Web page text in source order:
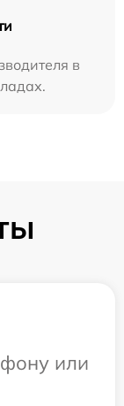
в
или